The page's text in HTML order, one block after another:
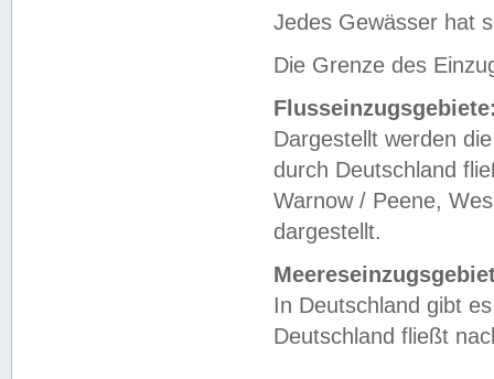
Jedes Gewässer hat
Die Grenze des
Dargestellt werden
durch Deutschland
Warnow / Peene,
dargestellt.
In Deutschland gibt
Deutschland fließt